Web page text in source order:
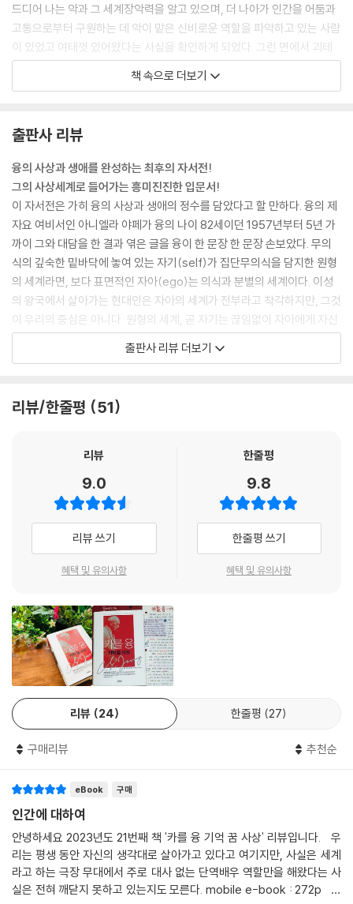
드디어 나는 악과 그 세계장악력을 알고 있으며, 더 나아가 인간을 어둠과
고통으로부터 구원하는 데 악이 맡은 신비로운 역할을 파악하고 있는 사람
이 있었고 여태껏 있어왔다는 사실을 확인하게 되었다. 그런 면에서 괴테
는 나에게 예언자라 할 만했다. 그러나 그가 메피스토텔레스를 단순한 놀
이나 요술로 순식간에 해치워버린 것은 용서할 수 없었다. 그것은 나에게
나는 무척 유감스럽게 생각했다.---p.118
<파우스트>가 나에게 하나의 문을 열어주었다면 <차라투스트라는 이렇
게 말했다>는 문을 세차게 닫아버렸다. 그 문은 오랫동안 철저하게 닫힌
채로 있었다. 나는 소 두 마리가 도깨비마법에 걸려 그 머리들이 동일한 고
삐에 매여 있는 것을 발견한 늙은 농부와 같다는 생각이 들었다. 농부의 어
린 아들이 어떻게 저런 일이 일어날 수 있느냐고 물었다. 농부가 대답했다.
“얘야, 그런 건 말하는 게 아니란다.”---p.201
우선 나에게 인상 깊었던 것은 아니마의 부정적 측면이었다. 보이지는 않
지만 거기 있는 것이 느껴지는 그녀 앞에서 나는 좀 주눅이 들었다. 나는 그
녀와의 관계를 다르게 맺으려고 시도하여 내 환상의 기록을 그녀를 향한
나의 편지라고 간주했다. 이를테면 나의 의식과는 다른 관점을 취하는 나
한 회답을 받았다. 나 자신이 마치 한 여성적인 혼에 의해 분석을 받는 환자
우리의 정신이 필요로 하는 바도 그렇지만, 우리에게는 중세와 고대, 원시
시대가 아직도 끝난 것이 아니다. 그런데 그와 반대로 우리는 발전의 분류-
--p.奔流)로 휘말려 들어가 거친 폭력으로 미래를 향해 밀려가고 있으며
그럴수록 우리는 더욱 우리의 뿌리로부터 떨어져나가게 된다.
옛것이 한번 파괴되면 그것은 대부분 아예 없어지고 만다. 그리고 파괴적
인 전진은 결코 그칠 줄을 모른다. 하지만 그것은 바로 이러한 관계성의 상
실이며 근원과의 단절로서 ‘문화 속의 짜증’과 성급함을 야기한다. 그리하
대신 미래에 살며, 황금시대가 오리라는 터무니없는 약속에 의지한다. 사
람들은 점점 깊어지는 결핍감과 불만, 초조감에 사로잡힌 채 새로운 것을
향해 아무 제지도 받지 않고 돌진하고 있다.
---p.421
책 속으로 더보기
출판사 리뷰
융의 사상과 생애를 완성하는 최후의 자서전!
그의 사상세계로 들어가는 흥미진진한 입문서!
이 자서전은 가히 융의 사상과 생애의 정수를 담았다고 할 만하다. 융의 제
자요 여비서인 아니엘라 야페가 융의 나이 82세이던 1957년부터 5년 가
까이 그와 대담을 한 결과 엮은 글을 융이 한 문장 한 문장 손보았다. 무의
식의 깊숙한 밑바닥에 놓여 있는 자기(self)가 집단무의식을 담지한 원형
의 세계라면, 보다 표면적인 자아(ego)는 의식과 분별의 세계이다. 이성
의 왕국에서 살아가는 현대인은 자아의 세계가 전부라고 착각하지만, 그것
이 우리의 중심은 아니다. 원형의 세계, 곧 자기는 끊임없이 자아에게 자신
의 목소리를 전하려 한다. 그 매체는 바로 꿈의 상징들. 꿈은 나를 넘어선
세계와 나의 세계가 연결되는 지대, 무의식과 의식이 통합되는 지대, 문명
기가 자아에게 보내는 신호들을 포착하는 과정을 생생히 보여준다.
한 인간의 정신의 깊이와 폭이 얼마나 깊고 넓을 수 있는가를 보여주는 이
동적으로 서술되고 있다. 융은 유년시절에 이미, 황금빛 햇살이 초록 나뭇
잎들 사이로 비치는 밝은 대낮세상의 아름다움을 인식하는 동시에 무섭고
도 대답하기 어려운 문제들로 가득 찬 피할 길 없는 어둠의 세계를 예감한
다. 대수(代數)를 아주 자명한 것으로 큰소리치는 수학선생에게서 불안을
느낀 학창시절에는 성서와 신에 대해 의문을 품고서 괴테의 <파우스트>
아버지의 죽음으로 궁핍해졌으나 니체를 읽고 마침내 정신의학의 길로 들
어선다. 마술사와 같은 명의(名醫)로 명성을 얻어 수많은 환자들의 꿈과
환상을 분석하면서 새로운 정신의학의 길을 개척한 과정, 프로이트와의 만
남과 결별, 신화와 환상을 통한 인간 마음의 진실에의 접근, 정신의 불멸과
맞닿은 ‘신의 문제’와 정신의 사멸과 맞닿은 ‘죽음의 문제’에 대한 탐색, 연
금술의 발견 등, 의식과 무의식의 통합을 이룩한 한 위대한 인간의 가장 충
실한 자기실현의 역사가 오롯이 드러난다.
융의 자서전은 이전에도 몇 차례 국내에서 번역 출간되었으나, 심리학의
술을 넘나드는 카를 융의 생애와 사상을 다른 언어로 정확하게 번역하기란
쉬운 일이 아니다. 외국어실력뿐 아니라 인문 전 분야에 대한 소양, 정확한
한글문장을 구사할 줄 아는 능력, 카를 융처럼 신에 대한 갈등을 경험했다
는 점에서 이 책의 번역에 둘도 없는 적임자인 ‘우리 시대의 소설가’ 조성기
는 카를 융 자서전 번역의 결정판을 내놓았다.
출판사 리뷰 더보기
리뷰/한줄평 51
리뷰
9.0
리뷰 쓰기
혜택 및 유의사항
한줄평
9.8
한줄평 쓰기
혜택 및 유의사항
리뷰 24 한줄평 27
구매리뷰 추천순
eBook 구매
인간에 대하여
안녕하세요 2023년도 21번째 책 '카를 융 기억 꿈 사상' 리뷰입니다. 우
리는 평생 동안 자신의 생각대로 살아가고 있다고 여기지만, 사실은 세계
라고 하는 극장 무대에서 주로 대사 없는 단역배우 역할만을 해왔다는 사
실은 전혀 깨닫지 못하고 있는지도 모른다. mobile e-book : 272p 사